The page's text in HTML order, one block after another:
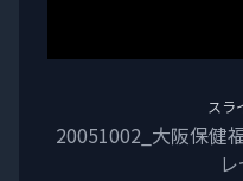
スラ
20051002_大阪保健